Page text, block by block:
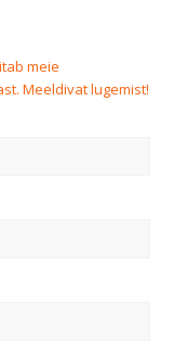
meie
Meeldivat lugemist!